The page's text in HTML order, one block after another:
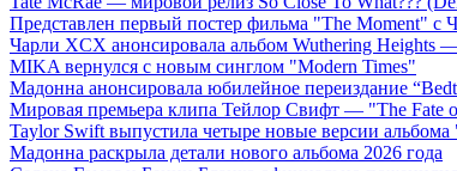
Представлен первый постер фильма "The Moment"
Чарли XCX анонсировала альбом Wuthering Heights
MIKA вернулся с новым синглом "Modern Times"
Мадонна анонсировала юбилейное переиздание
Мировая премьера клипа Тейлор Свифт — "The Fate
Taylor Swift выпустила четыре новые версии
Мадонна раскрыла детали нового альбома 2026 года